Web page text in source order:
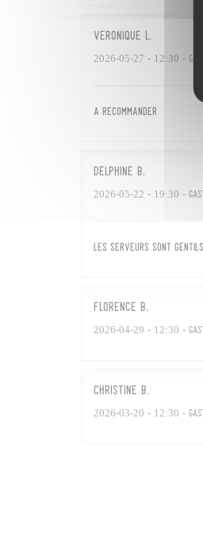
Véronique L
2026-05-27 - 12:30 -
A recommander
Delphine B
2026-05-22 - 19:30 -
Les serveurs sont
FLORENCE B
2026-04-29 - 12:30 -
Christine B
2026-03-20 - 12:30 -